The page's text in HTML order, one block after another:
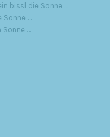
bissl die Sonne …
Sonne …
Sonne …